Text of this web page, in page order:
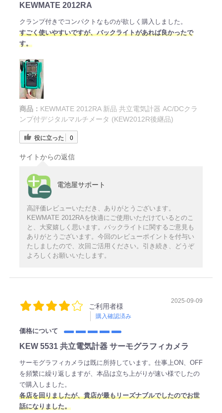
KEWMATE 2012RA
クランプ付きでコンパクトなものが欲しく購入しました。
すごく使いやすいですが、バックライトがあれば良かったで
す。
商品： KEWMATE 2012RA 新品 共立電気計器 AC/DCクラ
ンプ付デジタルマルチメータ (KEW2012R後継品)
役に立った 0
サイトからの返信
電池屋サポート
高評価レビューいただき、ありがとうございます。
KEWMATE 2012RAを快適にご使用いただけているとのこ
と、大変嬉しく思います。バックライトに関するご意見も
ありがとうございます。今回のレビューポイントを付与い
たしましたので、次回ご活用ください。引き続き、どうぞ
よろしくお願いいたします。
ご利用者様
購入確認済み
2025-09-09
価格について
KEW 5531 共立電気計器 サーモグラフィカメラ
サーモグラフィカメラは既に所持しています。仕事上ON、OFF
を頻繁に繰り返しますが、本品は立ち上がりが速い様でしたの
で購入しました。
各店を回りましたが、貴店が最もリーズナブルでしたのでお世
話になりました。